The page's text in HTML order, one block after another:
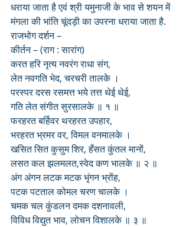
धराया जाता है एवं श्री यमुनाजी के भाव से शयन में
मंगला की भांति चूंदड़ी का उपरना धराया जाता है.
राजभोग दर्शन –
कीर्तन – (राग : सारांग)
करत हरि नृत्य नवरंग राधा संग,
लेत नवगति भेद, चरचरी तालके ।
परस्पर दरस रसमत्त भये तत्त थेई थेई,
गति लेत संगीत सुरसालके ॥ १ ॥
फरहरत बर्हिवर थरहरत उपहार,
भरहरत भ्रमर वर, विमल वनमालके ।
खसित सित कुसुम शिर, हँसत कुंतल मानों,
लसत कल झलमलत,स्वेद कण भालके ॥ २ ॥
अंग अंगन लटक मटक भृंगन भ्रोंह,
पटक पटताल कोमल चरण चालके ।
चमक चल कुंडलन दमक दशनावली,
विविध विद्युत भाव, लोचन विशालके ॥ ३ ॥